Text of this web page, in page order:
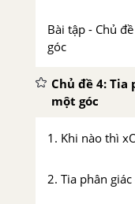
Bài tập - Chủ
góc
Chủ đề 4: Tia
một góc
1. Khi nào thì
2. Tia phân giác